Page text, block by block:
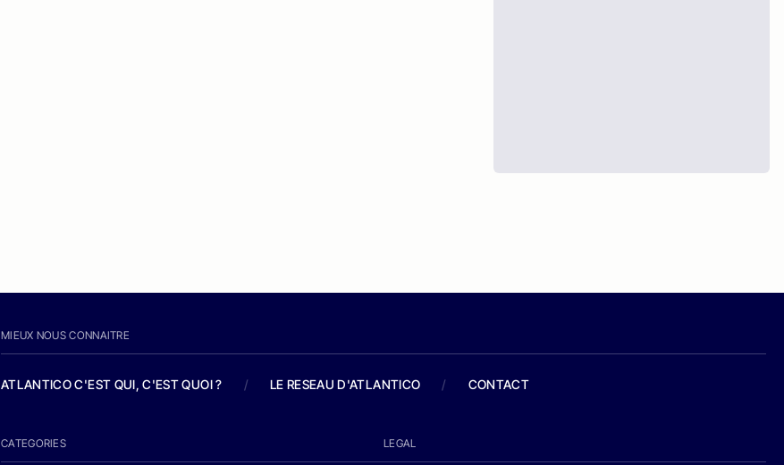
MIEUX NOUS CONNAITRE
ATLANTICO C'EST QUI, C'EST QUOI ? / LE RESEAU D'ATLANTICO / CONTACT
CATEGORIES LEGAL